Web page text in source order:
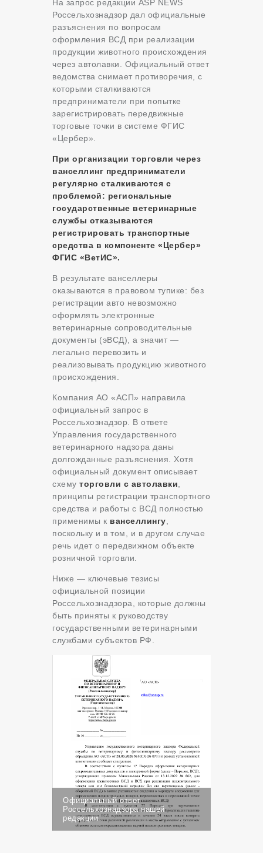
На запрос редакции ASP NEWS
Россельхознадзор дал официальные
разъяснения по вопросам
оформления ВСД при реализации
продукции животного происхождения
через автолавки. Официальный ответ
ведомства снимает противоречия, с
которыми сталкиваются
предприниматели при попытке
зарегистрировать передвижные
торговые точки в системе ФГИС
«Цербер».
При организации торговли через
ванселлинг предприниматели
регулярно сталкиваются с
проблемой: региональные
государственные ветеринарные
службы отказываются
регистрировать транспортные
средства в компоненте «Цербер»
ФГИС «ВетИС».
В результате ванселлеры
оказываются в правовом тупике: без
регистрации авто невозможно
оформлять электронные
ветеринарные сопроводительные
документы (эВСД), а значит —
легально перевозить и
реализовывать продукцию животного
происхождения.
Компания АО «АСП» направила
официальный запрос в
Россельхознадзор. В ответе
Управления государственного
ветеринарного надзора даны
долгожданные разъяснения. Хотя
официальный документ описывает
схему торговли с автолавки
принципы регистрации транспортного
средства и работы с ВСД полностью
применимы к ванселлингу
поскольку и в том, и в другом случае
речь идет о передвижном объекте
розничной торговли.
Ниже — ключевые тезисы
официальной позиции
Россельхознадзора, которые должны
быть приняты к руководству
государственными ветеринарными
службами субъектов РФ.
Официальный ответ
Россельхознадзора нашей
редакции